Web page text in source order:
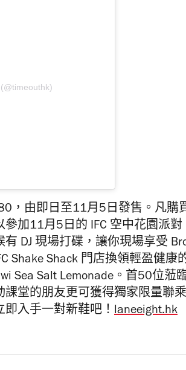
，由即日至11月5日發售。凡購
加11月5日的 IFC 空中花園派對
DJ 現場打碟，讓你現場享受
Shake Shack 門店換領輕盈健康
Sea Salt Lemonade。 首50位蒞
課堂的朋友更可獲得獨家限量聯乘
即入手一對新鞋吧！ laneeight.hk